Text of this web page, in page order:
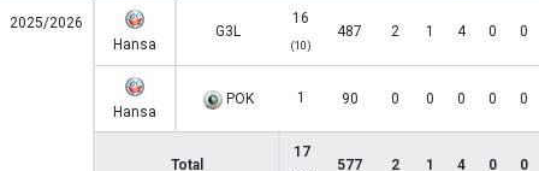
2025/2026
Hansa
G3L
16
(10)
487 2 1 4 0 0
Hansa
POK 1 90 0 0 0 0 0
Total
17
577 2 1 4 0 0